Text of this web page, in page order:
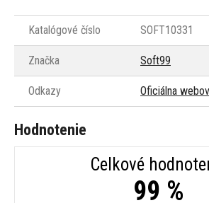
Katalógové číslo SOFT10331
Značka Soft99
Odkazy Oficiálna
Hodnotenie
Celkové
99 %